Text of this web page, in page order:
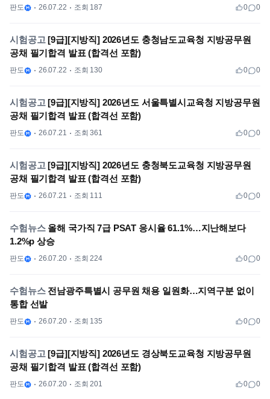
판도 26.07.22 조회 187 0 0
시험공고 [9급][지방직] 2026년도 충청남도교육청 지방공무원
공채 필기합격 발표 (합격선 포함)
판도 26.07.22 조회 130 0 0
시험공고 [9급][지방직] 2026년도 서울특별시교육청 지방공무원
공채 필기합격 발표 (합격선 포함)
판도 26.07.21 조회 361 0 0
시험공고 [9급][지방직] 2026년도 충청북도교육청 지방공무원
공채 필기합격 발표 (합격선 포함)
판도 26.07.21 조회 111 0 0
수험뉴스올해 국가직 7급 PSAT 응시율 61.1%…지난해보다
1.2%p 상승
판도 26.07.20 조회 224 0 0
수험뉴스전남광주특별시 공무원 채용 일원화…지역구분 없이
통합 선발
판도 26.07.20 조회 135 0 0
시험공고 [9급][지방직] 2026년도 경상북도교육청 지방공무원
공채 필기합격 발표 (합격선 포함)
판도 26.07.20 조회 201 0 0